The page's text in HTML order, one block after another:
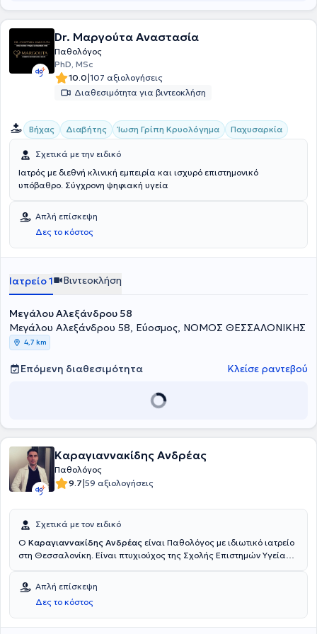
Dr. Μαργούτα Αναστασία
Παθολόγος
PhD, MSc
10.0|107 αξιολογήσεις
Διαθεσιμότητα για βιντεοκλήση
Βήχας Διαβήτης Ίωση Γρίπη Κρυολόγημα Παχυσαρκία
Σχετικά με την ειδικό
Ιατρός με διεθνή κλινική εμπειρία και ισχυρό επιστημονικό
υπόβαθρο. Σύγχρονη ψηφιακή υγεία
Απλή επίσκεψη
Δες το κόστος
Ιατρείο 1 Βιντεοκλήση
Μεγάλου Αλεξάνδρου 58
Μεγάλου Αλεξάνδρου 58, Εύοσμος, ΝΟΜΟΣ ΘΕΣΣΑΛΟΝΙΚΗΣ
4,7 km
Επόμενη διαθεσιμότητα Κλείσε ραντεβού
Καραγιαννακίδης Ανδρέας
Παθολόγος
9.7|59 αξιολογήσεις
Σχετικά με τον ειδικό
Ο Καραγιαννακίδης Ανδρέας είναι Παθολόγος με ιδιωτικό ιατρείο
στη Θεσσαλονίκη. Είναι πτυχιούχος της Σχολής Επιστημών Υγείας
την Εταιρία Βελονισμού Βορείου Ελλάδος. Ο γιατρός έχει ιδιαίτερη
εμπειρία στον ιατρικό βελονισμό, στα αγγειακά εγκεφαλικά
επεισόδια, στην υπέρταση και στο σακχαρώδη διαβήτη. Έχει
πολυετή επαγγελματική εμπειρία και έχει ειδικευθεί και εργαστεί
Απλή επίσκεψη
Δες το κόστος